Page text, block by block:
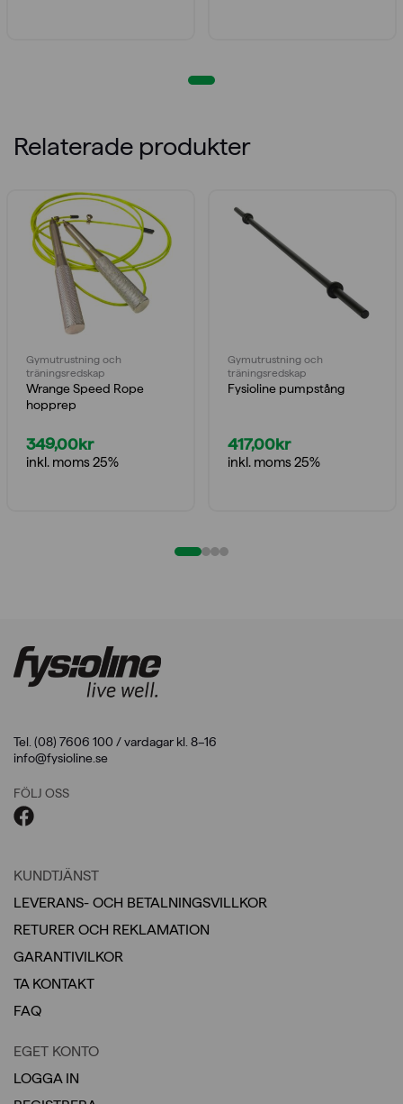
Relaterade produkter
Gymutrustning och
träningsredskap
Wrange Speed Rope
hopprep
349,00kr
inkl. moms 25%
Gymutrustning och
träningsredskap
Fysioline pumpstång
417,00kr
inkl. moms 25%
Tel. (08) 7606 100 / vardagar kl. 8–16
info@fysioline.se
FÖLJ OSS
KUNDTJÄNST
LEVERANS- OCH BETALNINGSVILLKOR
RETURER OCH REKLAMATION
GARANTIVILKOR
TA KONTAKT
FAQ
EGET KONTO
LOGGA IN